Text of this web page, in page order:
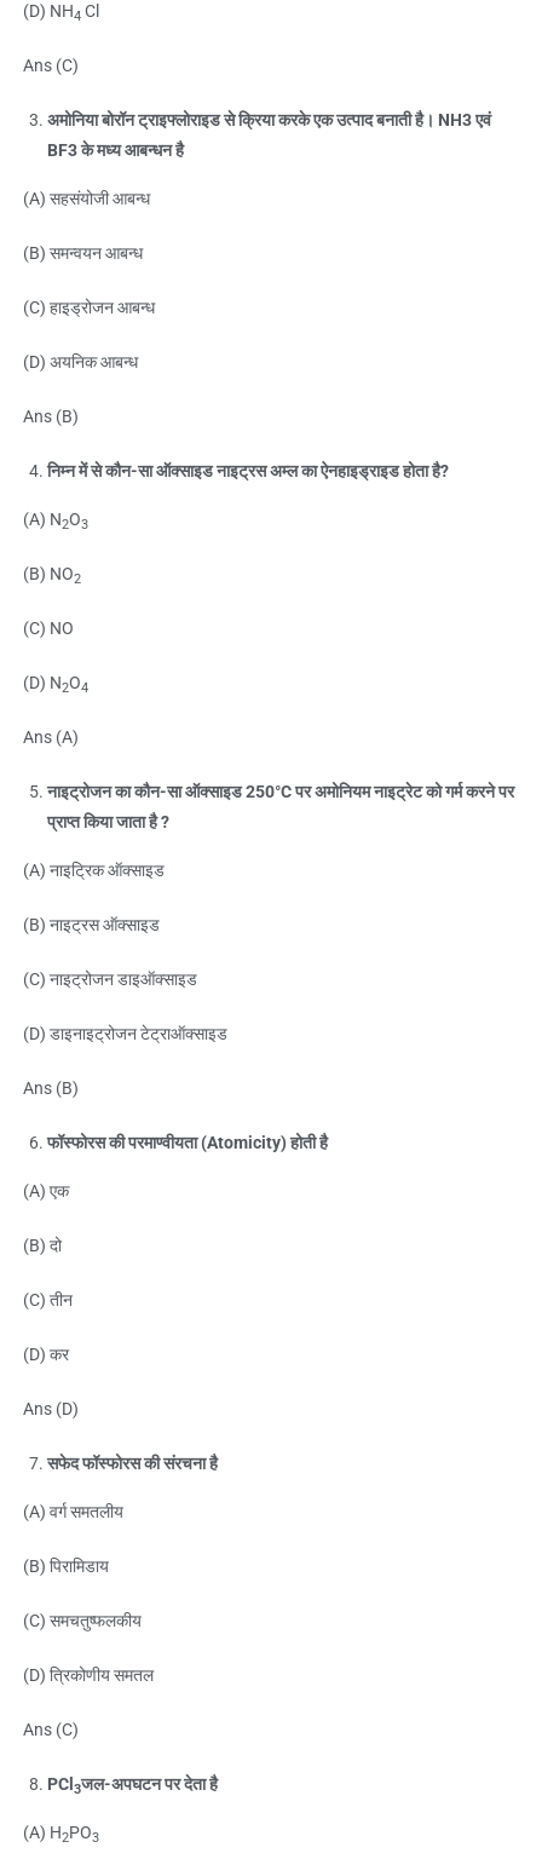
(D) NH4 Cl
Ans (C)
अमोनिया बोरॉन ट्राइफ्लोराइड से क्रिया करके एक उत्पाद बनाती है। NH3 एवं
BF3 के मध्य आबन्धन है
(A) सहसंयोजी आबन्ध
(B) समन्वयन आबन्ध
(C) हाइड्रोजन आबन्ध
(D) अयनिक आबन्ध
Ans (B)
निम्न में से कौन-सा ऑक्साइड नाइट्रस अम्ल का ऐनहाइड्राइड होता है?
(A) N2O3
(B) NO2
(C) NO
(D) N2O4
Ans (A)
नाइट्रोजन का कौन-सा ऑक्साइड 250°C पर अमोनियम नाइट्रेट को गर्म करने पर
प्राप्त किया जाता है ?
(A) नाइट्रिक ऑक्साइड
(B) नाइट्रस ऑक्साइड
(C) नाइट्रोजन डाइऑक्साइड
(D) डाइनाइट्रोजन टेट्राऑक्साइड
Ans (B)
फॉस्फोरस की परमाण्वीयता (Atomicity) होती है
(A) एक
(B) दो
(C) तीन
(D) कर
Ans (D)
सफेद फॉस्फोरस की संरचना है
(A) वर्ग समतलीय
(B) पिरामिडाय
(C) समचतुष्फलकीय
(D) त्रिकोणीय समतल
Ans (C)
PCl 3जल-अपघटन पर देता है
(A) H2PO3